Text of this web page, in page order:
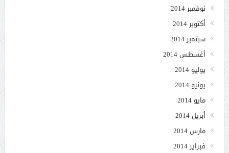
نوفمبر 2014
أكتوبر 2014
سبتمبر 2014
أغسطس 2014
يوليو 2014
يونيو 2014
مايو 2014
أبريل 2014
مارس 2014
فبراير 2014